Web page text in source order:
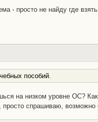
- просто не найду где
пособий.
на низком уровне ОС?
спрашиваю, возможно